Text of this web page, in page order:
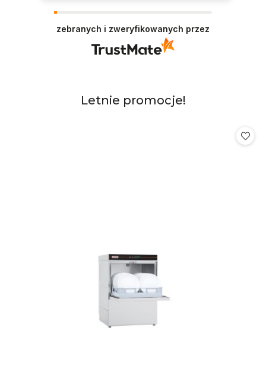
przyjemność zobaczyć, że zostaliśmy docenieni!
Dziękujemy też za wysiłek włożony w
podzielenie się z innymi Twoim doświadczeniem.
zebranych i zweryfikowanych przez
Pomiń karuzelę produktów
Produkty
Letnie promocje!